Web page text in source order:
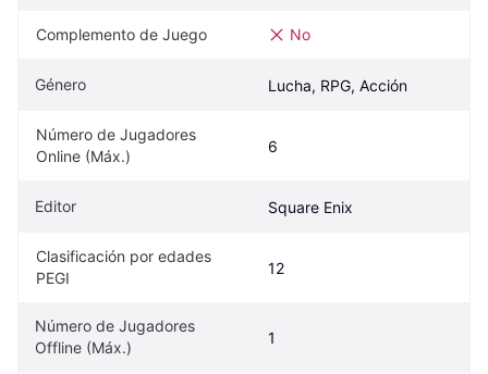
Complemento de Juego No
Género Lucha, RPG, Acción
Número de Jugadores
Online (Máx.)
6
Editor Square Enix
Clasificación por edades
PEGI
12
Número de Jugadores
Offline (Máx.)
1